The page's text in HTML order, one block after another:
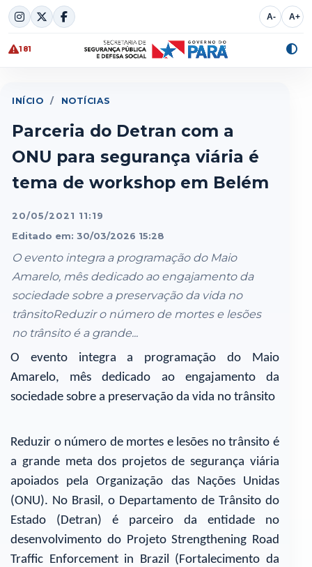
Skip
to
content
A- A+
181
INÍCIO / NOTÍCIAS
Parceria do Detran com a
ONU para segurança viária é
tema de workshop em Belém
20/05/2021 11:19
Editado em: 30/03/2026 15:28
O evento integra a programação do Maio
Amarelo, mês dedicado ao engajamento da
sociedade sobre a preservação da vida no
trânsitoReduzir o número de mortes e lesões
no trânsito é a grande...
O evento integra a programação do Maio
Amarelo, mês dedicado ao engajamento da
sociedade sobre a preservação da vida no trânsito
Reduzir o número de mortes e lesões no trânsito é
a grande meta dos projetos de segurança viária
apoiados pela Organização das Nações Unidas
(ONU). No Brasil, o Departamento de Trânsito do
Estado (Detran) é parceiro da entidade no
desenvolvimento do Projeto Strengthening Road
Traffic Enforcement in Brazil (Fortalecimento da